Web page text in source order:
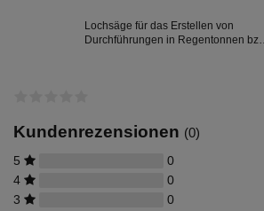
Lieferumfang enthalten.
Lochsäge für das Erstellen von
Durchführungen in Regentonnen bzw.
Kundenrezensionen (0)
5
0
4
0
3
0